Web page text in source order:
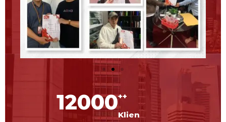
++
Klien
12000